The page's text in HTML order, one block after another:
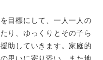
目標にして、一人一人の
り、ゆっくりとその子ら
助していきます。家庭的
思いに寄り添い、また地